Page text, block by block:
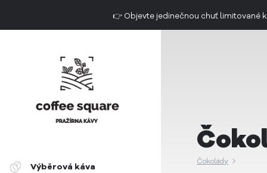
👉 Objevte jedinečnou chuť limitované
Doručení do 2. dne už od 49
Čokolády
Výběrová káva